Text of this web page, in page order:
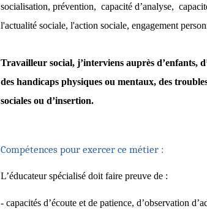
socialisation, prévention, capacité d’analyse,
l'actualité sociale, l'action sociale, engagement
Travailleur social, j’interviens auprès d’enfants,
des handicaps physiques ou mentaux, des
sociales ou d’insertion.
Compétences pour exercer ce métier :
L’éducateur spécialisé doit faire preuve de :
- capacités d’écoute et de patience, d’observation